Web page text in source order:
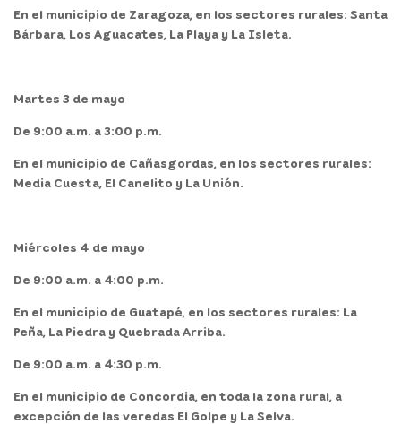
En el municipio de Zaragoza, en los sectores rurales: Santa
Bárbara, Los Aguacates, La Playa y La Isleta.
Martes 3 de mayo
De 9:00 a.m. a 3:00 p.m.
En el municipio de Cañasgordas, en los sectores rurales:
Media Cuesta, El Canelito y La Unión.
Miércoles 4 de mayo
De 9:00 a.m. a 4:00 p.m.
En el municipio de Guatapé, en los sectores rurales: La
Peña, La Piedra y Quebrada Arriba.
De 9:00 a.m. a 4:30 p.m.
En el municipio de Concordia, en toda la zona rural, a
excepción de las veredas El Golpe y La Selva.